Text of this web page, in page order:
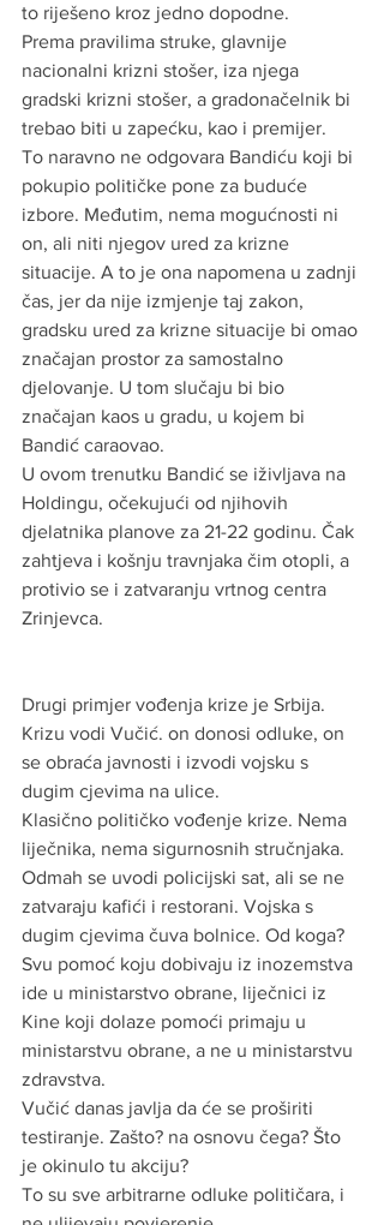
to riješeno kroz jedno dopodne.
Prema pravilima struke, glavnije
nacionalni krizni stošer, iza njega
gradski krizni stošer, a gradonačelnik bi
trebao biti u zapećku, kao i premijer.
To naravno ne odgovara Bandiću koji bi
pokupio političke pone za buduće
izbore. Međutim, nema mogućnosti ni
on, ali niti njegov ured za krizne
situacije. A to je ona napomena u zadnji
čas, jer da nije izmjenje taj zakon,
gradsku ured za krizne situacije bi omao
značajan prostor za samostalno
djelovanje. U tom slučaju bi bio
značajan kaos u gradu, u kojem bi
Bandić caraovao.
U ovom trenutku Bandić se iživljava na
Holdingu, očekujući od njihovih
djelatnika planove za 21-22 godinu. Čak
zahtjeva i košnju travnjaka čim otopli, a
protivio se i zatvaranju vrtnog centra
Zrinjevca.
Drugi primjer vođenja krize je Srbija.
Krizu vodi Vučić. on donosi odluke, on
se obraća javnosti i izvodi vojsku s
dugim cjevima na ulice.
Klasično političko vođenje krize. Nema
liječnika, nema sigurnosnih stručnjaka.
Odmah se uvodi policijski sat, ali se ne
zatvaraju kafići i restorani. Vojska s
dugim cjevima čuva bolnice. Od koga?
Svu pomoć koju dobivaju iz inozemstva
ide u ministarstvo obrane, liječnici iz
Kine koji dolaze pomoći primaju u
ministarstvu obrane, a ne u ministarstvu
zdravstva.
Vučić danas javlja da će se proširiti
testiranje. Zašto? na osnovu čega? Što
je okinulo tu akciju?
To su sve arbitrarne odluke političara, i